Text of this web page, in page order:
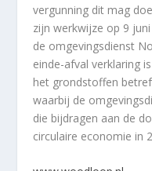
vergunning dit mag
zijn werkwijze op 9
de omgevingsdienst
einde-afval verklaring
het grondstoffen
waarbij de
die bijdragen aan de
circulaire economie in